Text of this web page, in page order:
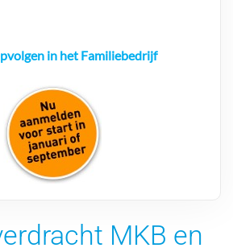
in het Familiebedrijf
MKB en